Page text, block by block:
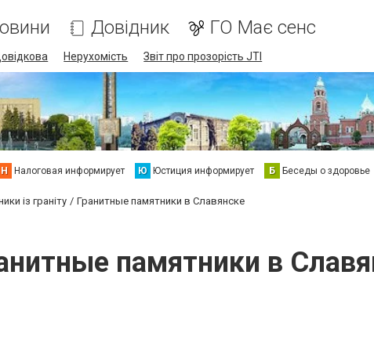
Довідник ГО Має сенс
Нерухомість Звіт про прозорість JTI
Н Налоговая информирует Ю Юстиция информирует Б Беседы о здоровье
із граніту Гранитные памятники в Славянске
памятники в